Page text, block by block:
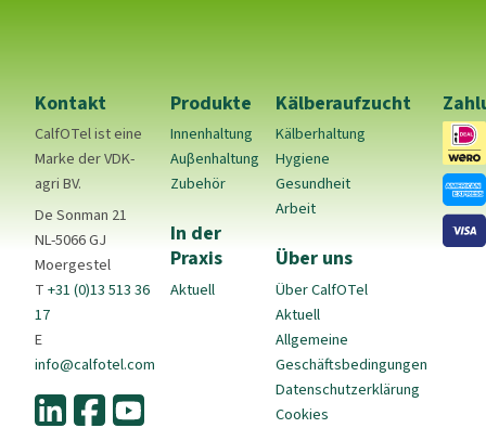
Kontakt
CalfOTel ist eine
Marke der VDK-
agri BV.
De Sonman 21
NL-5066 GJ
Moergestel
T+31 (0)13 513 36
17
E
info@calfotel.com
Produkte
Innenhaltung
Auβenhaltung
Zubehör
In der
Praxis
Aktuell
Kälberaufzucht
Kälberhaltung
Hygiene
Gesundheit
Arbeit
Über uns
Über CalfOTel
Aktuell
Allgemeine
Geschäftsbedingungen
Datenschutzerklärung
Cookies